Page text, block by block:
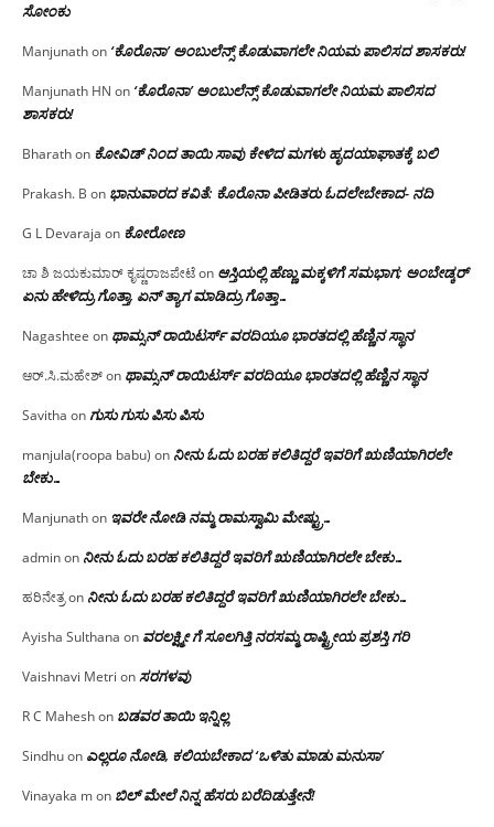
ಸೋಂಕು
Manjunathon ‘ಕೊರೊನಾ’ ಅಂಬುಲೆನ್ಸ್ ಕೊಡುವಾಗಲೇ ನಿಯಮ ಪಾಲಿಸದ ಶಾಸಕರು!
Manjunath HN on ‘ಕೊರೊನಾ’ ಅಂಬುಲೆನ್ಸ್ ಕೊಡುವಾಗಲೇ ನಿಯಮ ಪಾಲಿಸದ
ಶಾಸಕರು!
Bharathon ಕೋವಿಡ್ ನಿಂದ ತಾಯಿ ಸಾವು ಕೇಳಿದ ಮಗಳು ಹೃದಯಾಘಾತಕ್ಕೆ ಬಲಿ
Prakash. B on ಭಾನುವಾರದ ಕವಿತೆ: ಕೊರೊನಾ ಪೀಡಿತರು ಓದಲೇಬೇಕಾದ- ನದಿ
G L Devaraja on ಕೋರೋಣ
ಚಾ ಶಿ ಜಯಕುಮಾರ್ ಕೃಷ್ಣರಾಜಪೇಟೆon ಆಸ್ತಿಯಲ್ಲಿ ಹೆಣ್ಣು ಮಕ್ಕಳಿಗೆ ಸಮಭಾಗ; ಅಂಬೇಡ್ಕರ್
ಏನು ಹೇಳಿದ್ರು ಗೊತ್ತಾ, ಏನ್ ತ್ಯಾಗ ಮಾಡಿದ್ರು ಗೊತ್ತಾ…
Nagashtee on ಥಾಮ್ಸನ್ ರಾಯಿಟರ್ಸ್ ವರದಿಯೂ ಭಾರತದಲ್ಲಿ ಹೆಣ್ಣಿನ ಸ್ಥಾನ‌
ಆರ್.ಸಿ.ಮಹೇಶ್on ಥಾಮ್ಸನ್ ರಾಯಿಟರ್ಸ್ ವರದಿಯೂ ಭಾರತದಲ್ಲಿ ಹೆಣ್ಣಿನ ಸ್ಥಾನ‌
Savitha onಗುಸು ಗುಸು ಪಿಸು ಪಿಸು
manjula(roopa babu) on ನೀನು ಓದು ಬರಹ ಕಲಿತಿದ್ದರೆ ಇವರಿಗೆ ಋಣಿಯಾಗಿರಲೇ
ಬೇಕು…
Manjunathon ಇವರೇ‌ ನೋಡಿ‌ ನಮ್ಮ‌ ರಾಮಸ್ವಾಮಿ ಮೇಷ್ಟ್ರು…
adminon ನೀನು ಓದು ಬರಹ ಕಲಿತಿದ್ದರೆ ಇವರಿಗೆ ಋಣಿಯಾಗಿರಲೇ ಬೇಕು…
ಹರಿನೇತ್ರon ನೀನು ಓದು ಬರಹ ಕಲಿತಿದ್ದರೆ ಇವರಿಗೆ ಋಣಿಯಾಗಿರಲೇ ಬೇಕು…
Ayisha Sulthana on ವರಲಕ್ಷ್ಮೀ ಗೆ ಸೂಲಗಿತ್ತಿ ನರಸಮ್ಮ‌ ರಾಷ್ಟ್ರೀಯ ಪ್ರಶಸ್ತಿ ಗರಿ
Vaishnavi Metri onಸರಗಳವು
R C Maheshon ಬಡವರ ತಾಯಿ ಇನ್ನಿಲ್ಲ
Sindhuon ಎಲ್ಲರೂ ನೋಡಿ, ಕಲಿಯಬೇಕಾದ ‘ಒಳಿತು ಮಾಡು ಮನುಸಾ’
Vinayaka mon ಬಿಲ್ ಮೇಲೆ ನಿನ್ನ ಹೆಸರು ಬರೆದಿಡುತ್ತೇನೆ!